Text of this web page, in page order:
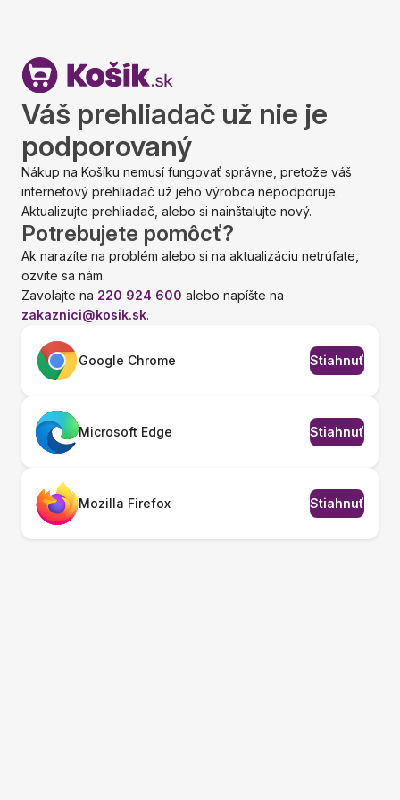
Váš prehliadač už nie je
podporovaný
Nákup na Košíku nemusí fungovať správne, pretože váš
internetový prehliadač už jeho výrobca nepodporuje.
Aktualizujte prehliadač, alebo si nainštalujte nový.
Potrebujete pomôcť?
Ak narazíte na problém alebo si na aktualizáciu netrúfate,
ozvite sa nám.
Zavolajte na 220 924 600 alebo napíšte na
zakaznici@kosik.sk.
Google Chrome Stiahnuť
Microsoft Edge Stiahnuť
Mozilla Firefox Stiahnuť